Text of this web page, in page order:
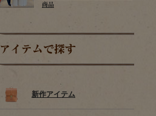
商品
アイテムで探す
新作アイテム